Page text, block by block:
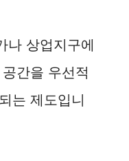
나 상업지구에
간을 우선적
는 제도입니